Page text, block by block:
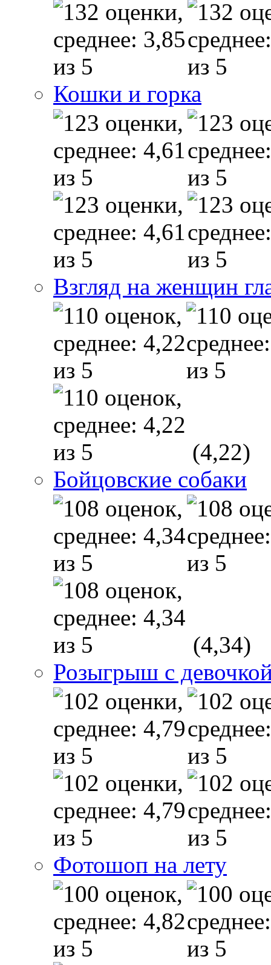
Кошки и горка
Взгляд на женщин
(4,22)
Бойцовские собаки
(4,34)
Розыгрыш с
Фотошоп на лету